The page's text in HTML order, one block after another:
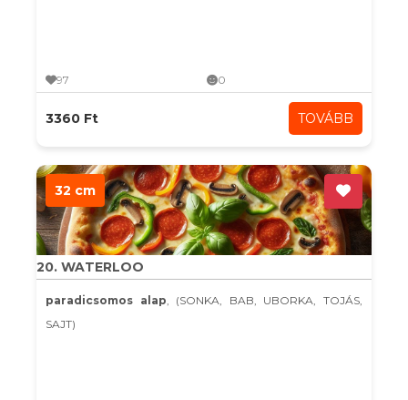
97 0
3360 Ft TOVÁBB
32 cm
20. WATERLOO
paradicsomos alap, (SONKA, BAB, UBORKA, TOJÁS,
SAJT)